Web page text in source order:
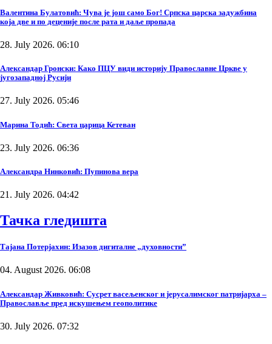
Валентина Булатовић: Чува је још само Бог! Српска царска задужбина
која две и по деценије после рата и даље пропада
28. July 2026. 06:10
Александар Гронски: Како ПЦУ види историју Православне Цркве у
југозападној Русији
27. July 2026. 05:46
Марина Тодић: Света царица Кетеван
23. July 2026. 06:36
Александра Нинковић: Пупинова вера
21. July 2026. 04:42
Тачка гледишта
Тајана Потерјахин: Изазов дигиталне „духовности”
04. August 2026. 06:08
Александар Живковић: Сусрет васељенског и јерусалимског патријарха –
Православље пред искушењем геополитике
30. July 2026. 07:32